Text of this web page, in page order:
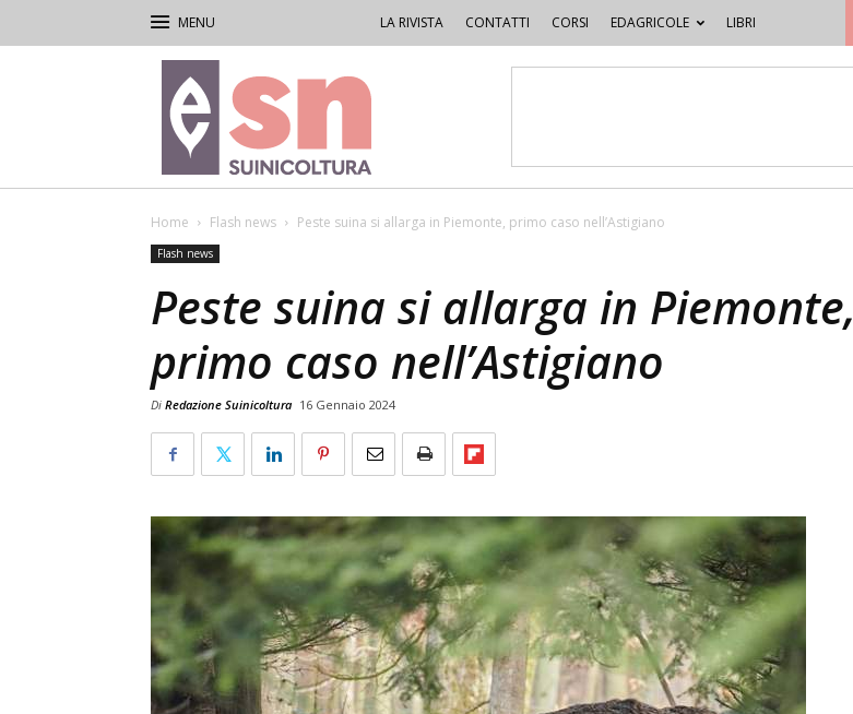
LA RIVISTA CONTATTI CORSI EDAGRICOLE LIBRI
Rivista
di
Suinicoltura
Home Flash news Peste suina si allarga in Piemonte, primo caso nell’Astigiano
Flash news
Peste suina si allarga in Piemonte,
primo caso nell’Astigiano
Di Redazione Suinicoltura 16 Gennaio 2024